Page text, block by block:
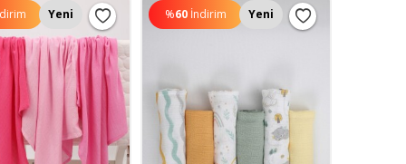
Yeni %60 İndirim Yeni